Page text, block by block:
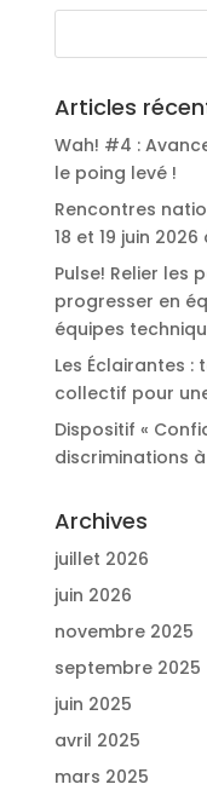
Articles
Wah! #4 :
le poing levé !
Rencontres
18 et 19 juin 2026
Pulse! Relier les
progresser en
équipes
Les Éclairantes
collectif pour
Dispositif «
discriminations à
Archives
juillet 2026
juin 2026
novembre 2025
septembre 2025
juin 2025
avril 2025
mars 2025